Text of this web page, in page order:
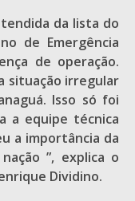
da lista do
de Emergência
de operação.
situação irregular
Isso só foi
a equipe técnica
a importância da
”, explica o
Dividino.